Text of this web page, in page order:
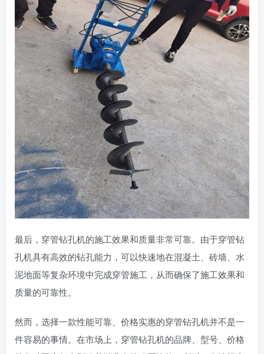
最后，穿管钻孔机的施工效果和质量非常可靠。由于穿管钻
孔机具有高效的钻孔能力，可以快速地在混凝土、砖墙、水
泥地面等复杂环境中完成穿管施工，从而确保了施工效果和
质量的可靠性。
然而，选择一款性能可靠、价格实惠的穿管钻孔机并不是一
件容易的事情。在市场上，穿管钻孔机的品牌、型号、价格